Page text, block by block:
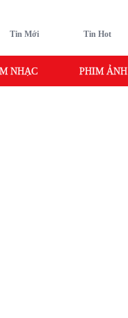
Tin Mới Tin Hot
NHẠC PHIM ẢNH